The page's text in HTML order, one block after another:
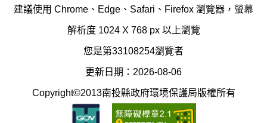
圖
科
(南
建議使用 Chrome、Edge、Safari、Firefox 瀏覽器，螢幕
解析度 1024 X 768 px 以上瀏覽
您是第33108254瀏覽者
更新日期：2026-08-06
Copyright©2013南投縣政府環境保護局版權所有